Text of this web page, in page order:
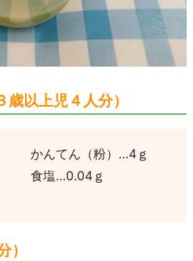
以上児４人分）
かんてん（粉）…4ｇ
食塩…0.04ｇ
）